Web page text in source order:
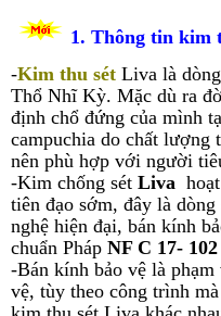
1. Thông tin kim
-Kim thu sét Liva là
Thổ Nhĩ Kỳ. Mặc dù ra
định chổ đứng của mình
campuchia do chất lượng
nên phù hợp với người
-Kim chống sét Liva
tiên đạo sớm, đây là dòng
nghệ hiện đại, bán kính
chuẩn Pháp NF C 17- 102
-Bán kính bảo vệ là
vệ, tùy theo công trình